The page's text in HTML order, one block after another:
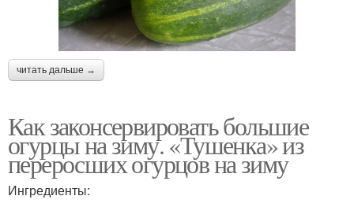
читать дальше →
Как законсервировать большие
огурцы на зиму. «Тушенка» из
переросших огурцов на зиму
Ингредиенты: